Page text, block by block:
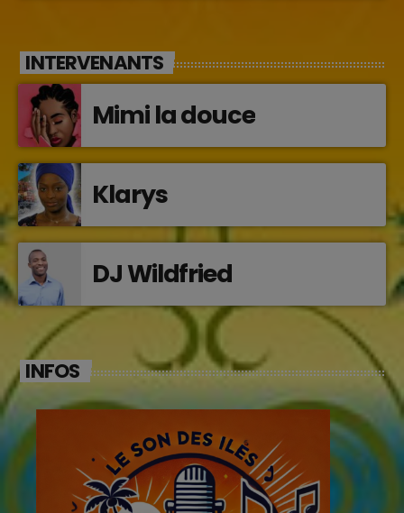
INTERVENANTS
Mimi la douce
Klarys
DJ Wildfried
INFOS